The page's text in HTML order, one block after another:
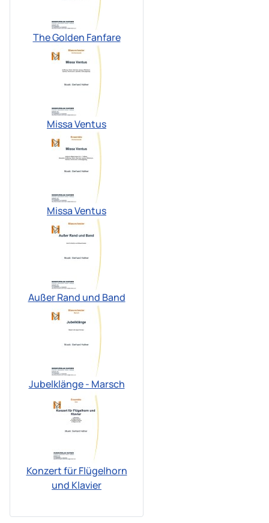
The Golden Fanfare
Missa Ventus
Missa Ventus
Außer Rand und Band
Jubelklänge - Marsch
Konzert für Flügelhorn
und Klavier